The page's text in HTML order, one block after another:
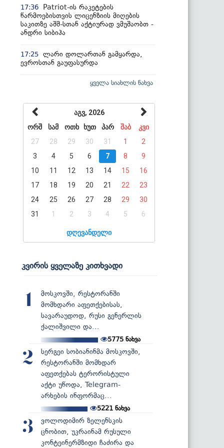
17:36
Patriot-ის რაკეტების
წარმოებისთვის ლიცენზიის მიღების
საკითზე აშშ-სთან აქტიურად ვმუშაობთ -
ანდრი სიბიჰა
17:25 ლარი დოლართან გამყარდა,
ევროსთან გაუფასურდა
ყველა სიახლის ნახვა
აგვ, 2026
ორშ
სამ ოთხ ხუთ პარ შაბ
კვი
27
28 29 30 31 1
2
3
4 5 6 7 8
9
10
11 12 13 14 15
16
17
18 19 20 21 22
23
24
25 26 27 28 29
30
31
1 2 3 4 5 6
დღევანდელი
კვირის ყველაზე კითხვადი
1
მოსკოვში, რესტორანში
მომხდარი აფეთქებისას,
სავარაუდოდ, რუსი გენერლის
ქალიშვილი და...
5775 ნახვა
2
სერგეი სობიანინმა მოსკოვში,
რესტორანში მომხდარ
აფეთქებას ტერორისტული
აქტი უწოდა, Telegram-
არხების ინფორმაც...
5221 ნახვა
3
ვოლოდიმირ ზელენსკის
ცნობით, უკრაინამ რუსული
კონტეინერმზიდი ჩაძირა და